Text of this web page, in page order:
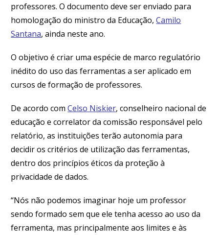
professores. O documento deve ser enviado para
homologação do ministro da Educação,Camilo
Santana, ainda neste ano.
O objetivo é criar uma espécie de marco regulatório
inédito do uso das ferramentas a ser aplicado em
cursos de formação de professores.
De acordo comCelso Niskier, conselheiro nacional de
educação e correlator da comissão responsável pelo
relatório, as instituições terão autonomia para
decidir os critérios de utilização das ferramentas,
dentro dos princípios éticos da proteção à
privacidade de dados.
“Nós não podemos imaginar hoje um professor
sendo formado sem que ele tenha acesso ao uso da
ferramenta, mas principalmente aos limites e às